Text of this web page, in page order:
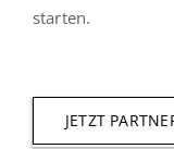
starten.
JETZT